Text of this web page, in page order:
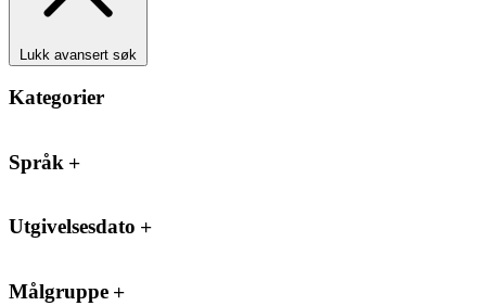
Lukk avansert søk
Kategorier
Språk
Utgivelsesdato
Målgruppe